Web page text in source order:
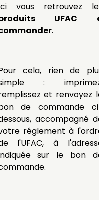
vous retrouvez
UFAC
.
cela, rien de
:
et renvoyez
de commande
accompagné
réglement à
l'UFAC, à
sur le bon